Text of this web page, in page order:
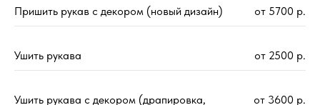
Пришить рукав с декором (новый дизайн) от 5700 р.
Ушить рукава от 2500 р.
Ушить рукава с декором (драпировка,
от 3600 р.